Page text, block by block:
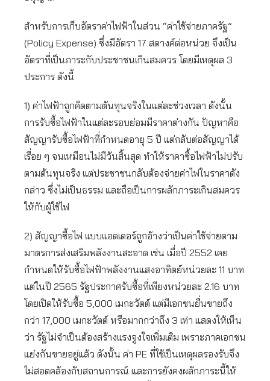
สำหรับการเก็บอัตราค่าไฟฟ้าในส่วน “ค่าใช้จ่ายภาครัฐ”
(Policy Expense) ซึ่งมีอัตรา 17 สตางค์ต่อหน่วย จึงเป็น
อัตราที่เป็นภาระกับประชาชนเกินสมควร โดยมีเหตุผล 3
ประการ ดังนี้
1) ค่าไฟฟ้าถูกคิดตามต้นทุนจริงในแต่ละช่วงเวลา ดังนั้น
การรับซื้อไฟฟ้าในแต่ละรอบย่อมมีราคาต่างกัน ปัญหาคือ
สัญญารับซื้อไฟฟ้าที่กำหนดอายุ 5 ปี แต่กลับต่อสัญญาได้
เรื่อย ๆ จนเหมือนไม่มีวันสิ้นสุด ทำให้ราคาซื้อไฟฟ้าไม่ปรับ
ตามต้นทุนจริง แต่ประชาชนกลับต้องจ่ายค่าไฟในราคาดัง
กล่าว ซึ่งไม่เป็นธรรม และถือเป็นการผลักภาระเกินสมควร
ให้กับผู้ใช้ไฟ
2) สัญญาซื้อไฟ แบบแอดเดอร์ถูกอ้างว่าเป็นค่าใช้จ่ายตาม
มาตรการส่งเสริมพลังงานสะอาด เช่น เมื่อปี 2552 เคย
กำหนดให้รับซื้อไฟฟ้าพลังงานแสงอาทิตย์หน่วยละ 11 บาท
แต่ในปี 2565 รัฐประกาศรับซื้อที่เพียงหน่วยละ 2.16 บาท
โดยเปิดให้รับซื้อ 5,000 เมกะวัตต์ แต่มีเอกชนยื่นขายถึง
กว่า 17,000 เมกะวัตต์ หรือมากกว่าถึง 3 เท่า แสดงให้เห็น
ว่า รัฐไม่จำเป็นต้องสร้างแรงจูงใจเพิ่มเติม เพราะภาคเอกชน
แย่งกันขายอยู่แล้ว ดังนั้น ค่า PE ที่ใช้เป็นเหตุผลรองรับจึง
ไม่สอดคล้องกับสถานการณ์ และการยังคงผลักภาระนี้ให้